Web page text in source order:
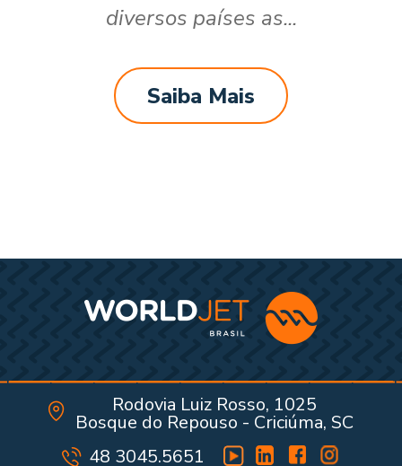
diversos países as...
Saiba Mais
Rodovia Luiz Rosso, 1025
Bosque do Repouso - Criciúma, SC
48 3045.5651